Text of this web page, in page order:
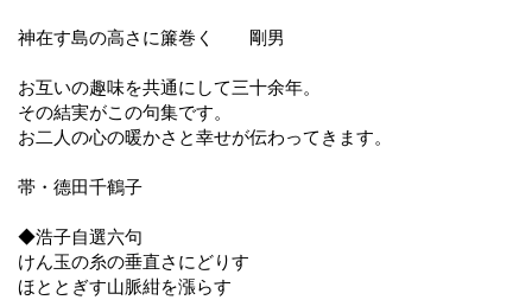
神在す島の高さに簾巻く 剛男
お互いの趣味を共通にして三十余年。
その結実がこの句集です。
お二人の心の暖かさと幸せが伝わってきます。
帯・德田千鶴子
◆浩子自選六句
けん玉の糸の垂直さにどりす
ほととぎす山脈紺を漲らす